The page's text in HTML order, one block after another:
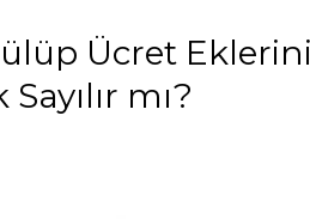
Ücret
mı?